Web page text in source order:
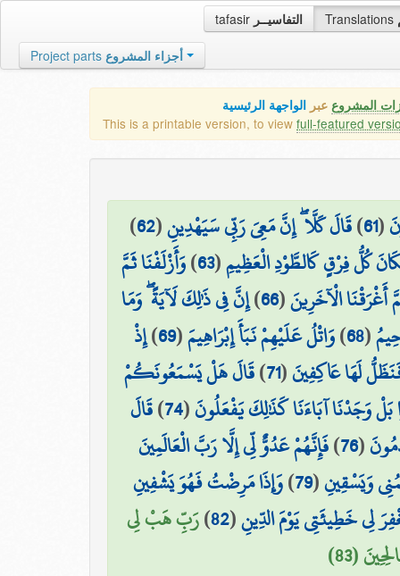
tafasir التفاسيــر Translations
Project parts أجزاء المشروع
المشروع عبر الواجهة الرئيسية
This is a printable version, to view full-featured
(
61
)قَالَ كَلَّا ۖ إِنَّ مَعِيَ رَبِّي سَيَهْدِينِ(
62
)
كُلُّ فِرْقٍ كَالطَّوْدِ الْعَظِيمِ(
63
)وَأَزْلَفْنَا ثَمَّ
أَغْرَقْنَا الْآخَرِينَ(
66
)إِنَّ فِي ذَٰلِكَ لَآيَةً ۖ وَمَا
(
68
)وَاتْلُ عَلَيْهِمْ نَبَأَ إِبْرَاهِيمَ(
69
)إِذْ
لَهَا عَاكِفِينَ(
71
)قَالَ هَلْ يَسْمَعُونَكُمْ
بَلْ وَجَدْنَا آبَاءَنَا كَذَٰلِكَ يَفْعَلُونَ(
74
)قَالَ
(
76
)فَإِنَّهُمْ عَدُوٌّ لِّي إِلَّا رَبَّ الْعَالَمِينَ
وَيَسْقِينِ(
79
)وَإِذَا مَرِضْتُ فَهُوَ يَشْفِينِ
لِي خَطِيئَتِي يَوْمَ الدِّينِ(
82
)رَبِّ هَبْ لِي
(83)